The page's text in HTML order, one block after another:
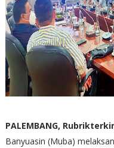
PALEMBANG,
Banyuasin (Muba)